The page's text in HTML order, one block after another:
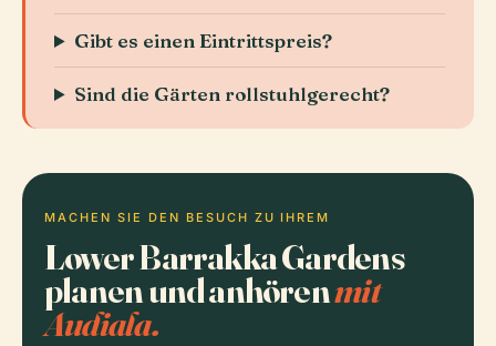
Gibt es einen Eintrittspreis?
Sind die Gärten rollstuhlgerecht?
MACHEN SIE DEN BESUCH ZU IHREM
Lower Barrakka Gardens
planen und anhörenmit
Audiala.